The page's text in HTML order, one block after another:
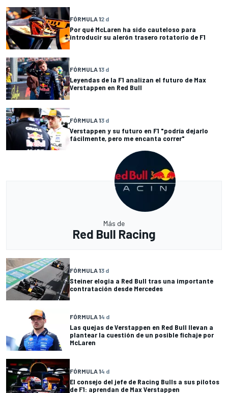
FÓRMULA 12 d
Por qué McLaren ha sido cauteloso para
introducir su alerón trasero rotatorio de F1
FÓRMULA 13 d
Leyendas de la F1 analizan el futuro de Max
Verstappen en Red Bull
FÓRMULA 13 d
Verstappen y su futuro en F1 "podría dejarlo
fácilmente, pero me encanta correr"
Más de
Red Bull Racing
FÓRMULA 13 d
Steiner elogia a Red Bull tras una importante
contratación desde Mercedes
FÓRMULA 14 d
Las quejas de Verstappen en Red Bull llevan a
plantear la cuestión de un posible fichaje por
McLaren
FÓRMULA 14 d
El consejo del jefe de Racing Bulls a sus pilotos
de F1: aprendan de Max Verstappen